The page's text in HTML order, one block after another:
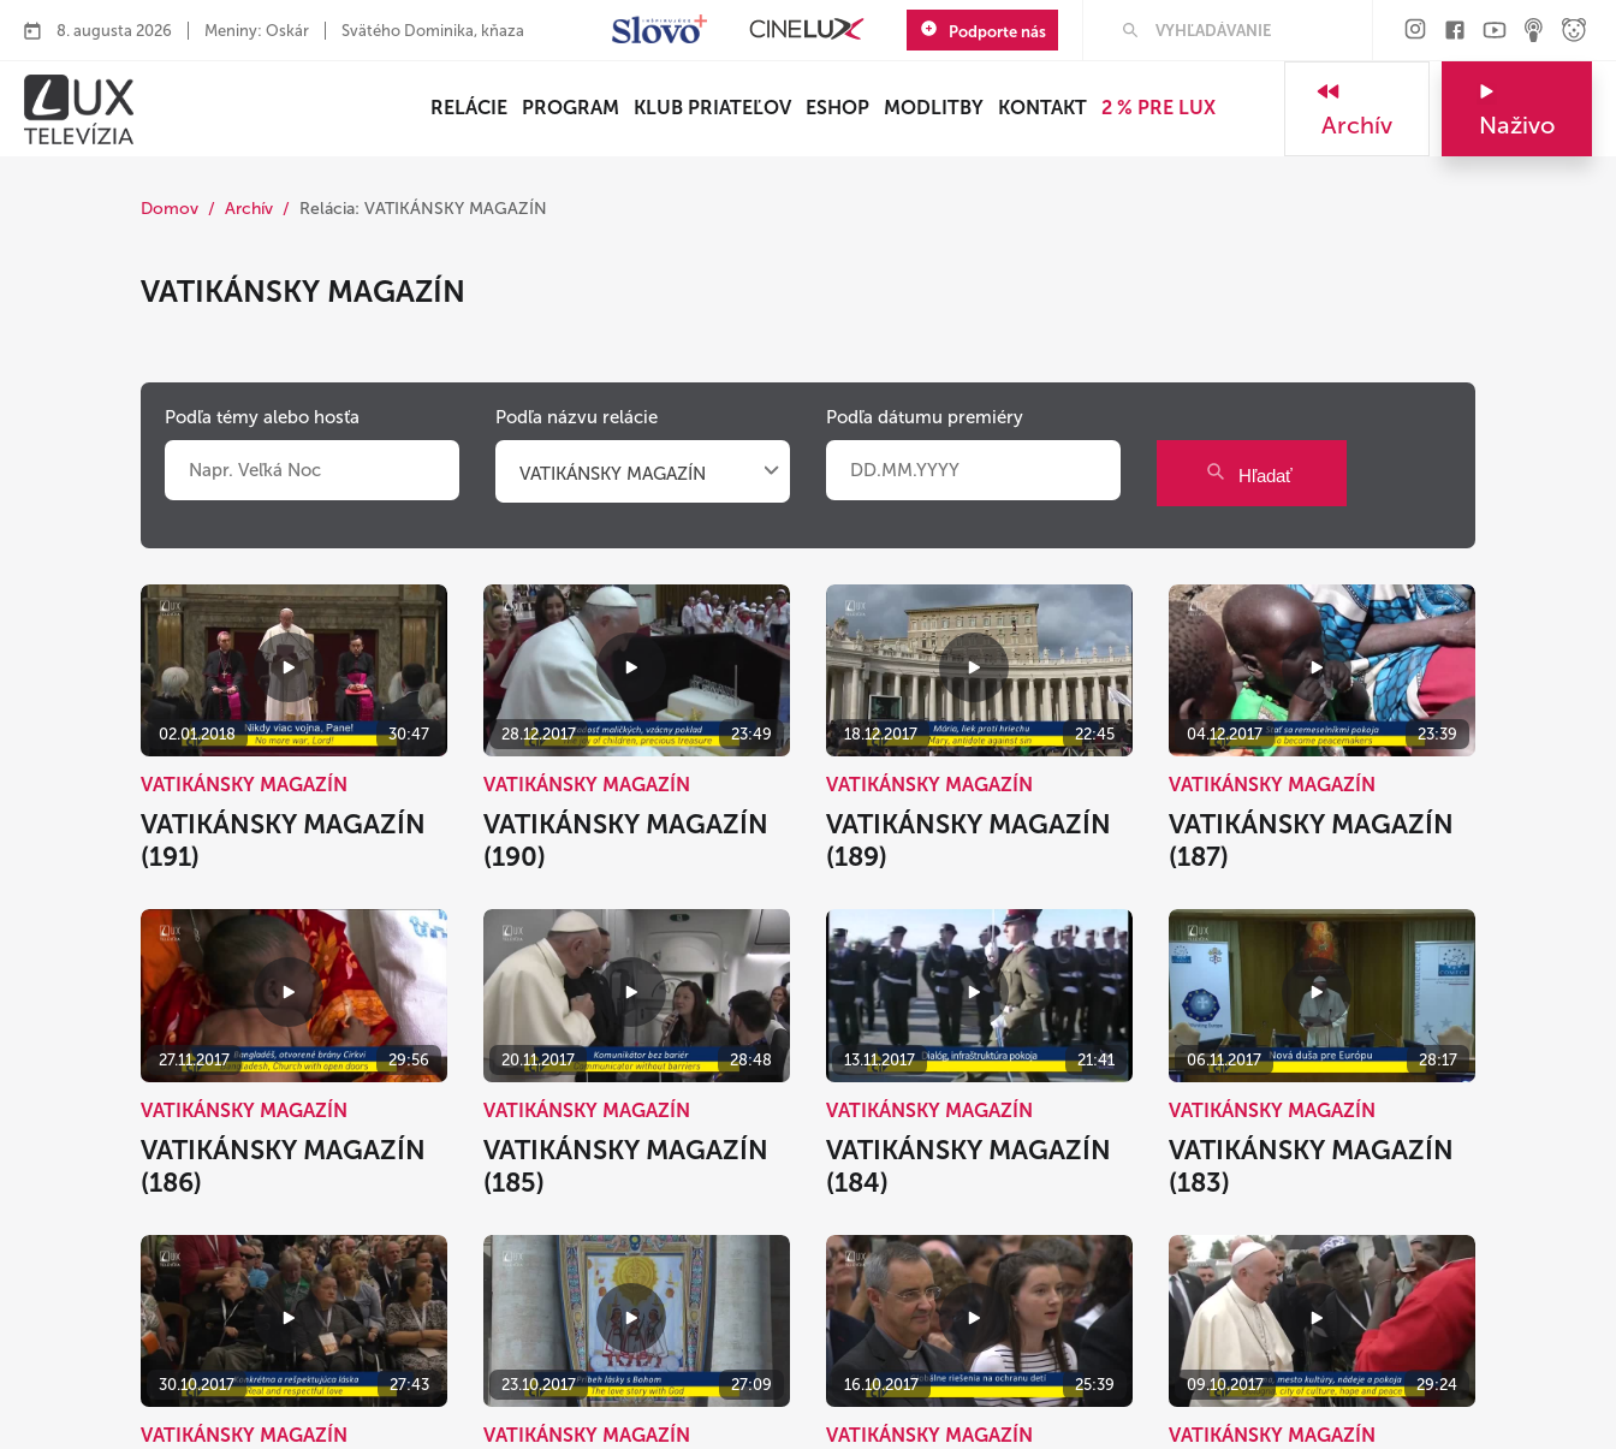
8. augusta 2026 Meniny: Oskár Svätého Dominika, kňaza Podporte nás
RELÁCIE PROGRAM KLUB PRIATEĽOV ESHOP MODLITBY KONTAKT 2 % PRE LUX
Archív Naživo
Domov Archív Relácia: VATIKÁNSKY MAGAZÍN
VATIKÁNSKY MAGAZÍN
Podľa témy alebo hosťa Podľa názvu relácie
VATIKÁNSKY MAGAZÍN
Podľa dátumu premiéry
27 28 29 30 31 2
3 4 5 6 7 8 9
10 11 12 13 14 15 16
17 18 19 20 21 22 23
24 25 26 27 28
31 1 2 3 4 5
Hľadať
02.01.2018 30:47
VATIKÁNSKY MAGAZÍN
VATIKÁNSKY MAGAZÍN
(191)
28.12.2017 23:49
VATIKÁNSKY MAGAZÍN
VATIKÁNSKY MAGAZÍN
(190)
18.12.2017 22:45
VATIKÁNSKY MAGAZÍN
VATIKÁNSKY MAGAZÍN
(189)
04.12.2017 23:39
VATIKÁNSKY MAGAZÍN
VATIKÁNSKY MAGAZÍN
(187)
27.11.2017 29:56
VATIKÁNSKY MAGAZÍN
VATIKÁNSKY MAGAZÍN
(186)
20.11.2017 28:48
VATIKÁNSKY MAGAZÍN
VATIKÁNSKY MAGAZÍN
(185)
13.11.2017 21:41
VATIKÁNSKY MAGAZÍN
VATIKÁNSKY MAGAZÍN
(184)
06.11.2017 28:17
VATIKÁNSKY MAGAZÍN
VATIKÁNSKY MAGAZÍN
(183)
30.10.2017 27:43
VATIKÁNSKY MAGAZÍN
23.10.2017 27:09
VATIKÁNSKY MAGAZÍN
16.10.2017 25:39
VATIKÁNSKY MAGAZÍN
09.10.2017 29:24
VATIKÁNSKY MAGAZÍN